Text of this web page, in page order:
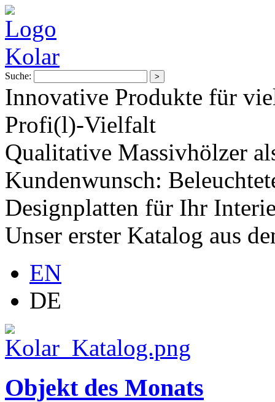
Suche:
Innovative Produkte für
Profi(l)-Vielfalt
Qualitative Massivhölzer
Kundenwunsch:
Designplatten für Ihr
Unser erster Katalog aus
EN
DE
Objekt des Monats